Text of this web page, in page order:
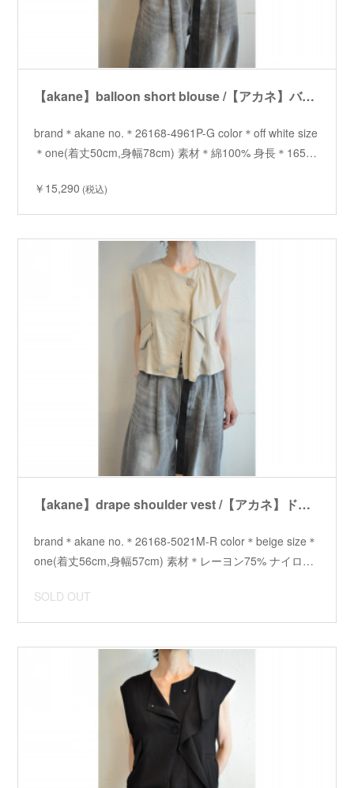
【akane】balloon short blouse /【アカネ】バルーンショートブラウス
brand＊akane no.＊26168-4961P-G color＊off white size
＊one(着丈50cm,身幅78cm) 素材＊綿100% 身長＊165…
￥15,290 (税込)
【akane】drape shoulder vest /【アカネ】ドレープショルダーベスト
brand＊akane no.＊26168-5021M-R color＊beige size＊
one(着丈56cm,身幅57cm) 素材＊レーヨン75% ナイロ…
SOLD OUT